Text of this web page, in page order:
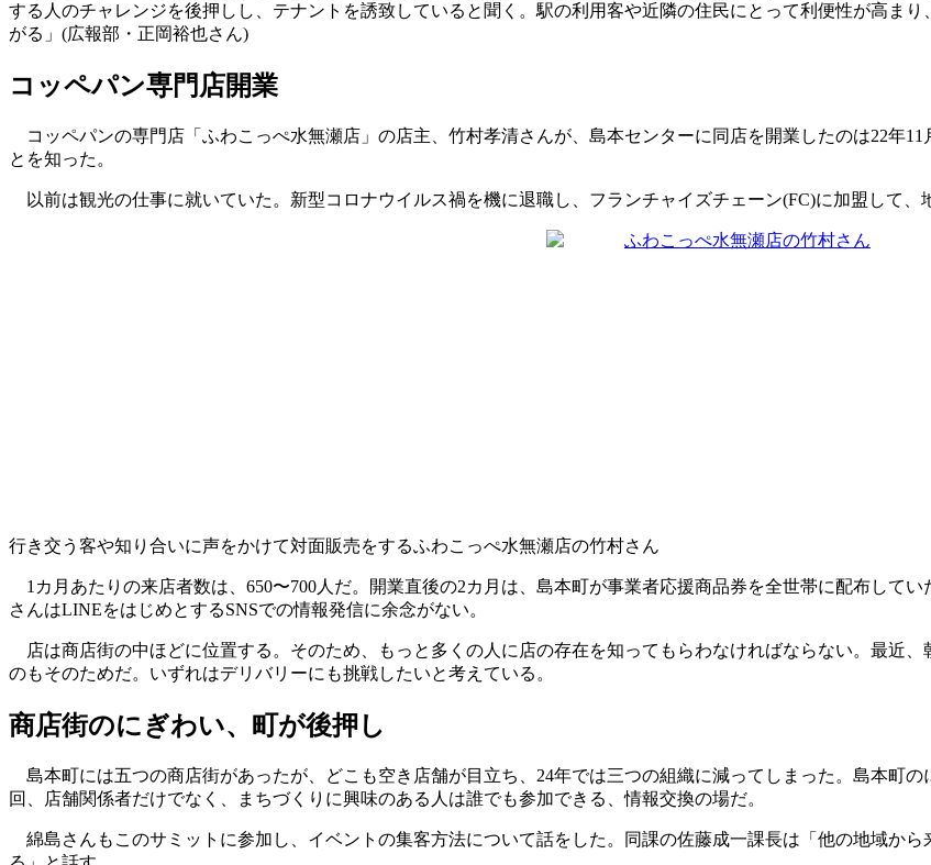
する人のチャレンジを後押しし、テナントを誘致していると聞く。駅の利用客や近隣の住民にとって利便性が高ま
がる」(広報部・正岡裕也さん)
コッペパン専門店開業
コッペパンの専門店「ふわこっぺ水無瀬店」の店主、竹村孝清さんが、島本センターに同店を開業したのは22年
とを知った。
以前は観光の仕事に就いていた。新型コロナウイルス禍を機に退職し、フランチャイズチェーン(FC)に加盟して、
行き交う客や知り合いに声をかけて対面販売をするふわこっぺ水無瀬店の竹村さん
1カ月あたりの来店者数は、650〜700人だ。開業直後の2カ月は、島本町が事業者応援商品券を全世帯に配布して
さんはLINEをはじめとするSNSでの情報発信に余念がない。
店は商店街の中ほどに位置する。そのため、もっと多くの人に店の存在を知ってもらわなければならない。最近
のもそのためだ。いずれはデリバリーにも挑戦したいと考えている。
商店街のにぎわい、町が後押し
島本町には五つの商店街があったが、どこも空き店舗が目立ち、24年では三つの組織に減ってしまった。島本町
回、店舗関係者だけでなく、まちづくりに興味のある人は誰でも参加できる、情報交換の場だ。
綿島さんもこのサミットに参加し、イベントの集客方法について話をした。同課の佐藤成一課長は「他の地域か